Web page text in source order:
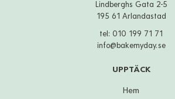
Lindberghs Gata 2-5
195 61 Arlandastad
tel: 010 199 71 71
info@bakemyday.se
UPPTÄCK
Hem